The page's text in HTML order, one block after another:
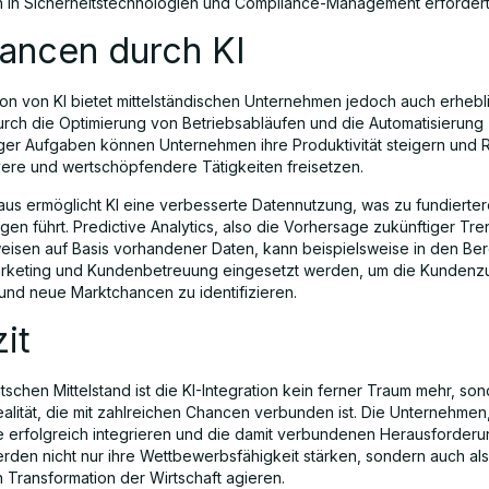
durch KI
von KI bietet mittelständischen Unternehmen jedoch auch
die Optimierung von Betriebsabläufen und die Automatisierung
Aufgaben können Unternehmen ihre Produktivität steigern und
und wertschöpfendere Tätigkeiten freisetzen.
ermöglicht KI eine verbesserte Datennutzung, was zu
führt. Predictive Analytics, also die Vorhersage zukünftiger
auf Basis vorhandener Daten, kann beispielsweise in den
und Kundenbetreuung eingesetzt werden, um die
neue Marktchancen zu identifizieren.
Mittelstand ist die KI-Integration kein ferner Traum mehr,
die mit zahlreichen Chancen verbunden ist. Die
erfolgreich integrieren und die damit verbundenen
nicht nur ihre Wettbewerbsfähigkeit stärken, sondern auch
Transformation der Wirtschaft agieren.